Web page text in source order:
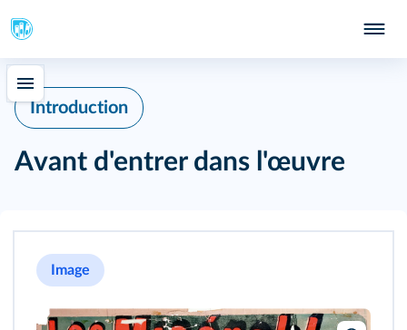
Introduction
Avant d'entrer dans l'œuvre
Image